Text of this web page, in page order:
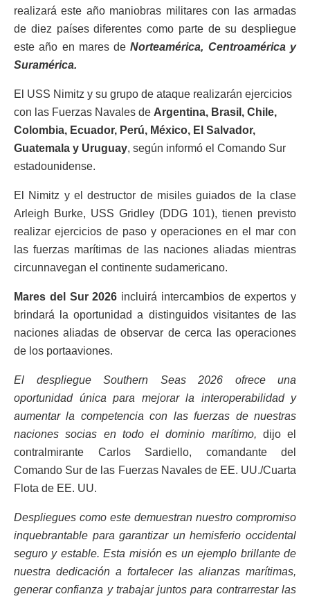
realizará este año maniobras militares con las armadas
de diez países diferentes como parte de su despliegue
este año en mares deNorteamérica, Centroamérica y
Suramérica.
El USS Nimitz y su grupo de ataque realizarán ejercicios
con las Fuerzas Navales de Argentina, Brasil, Chile,
Colombia, Ecuador, Perú, México, El Salvador,
Guatemala y Uruguay, según informó el Comando Sur
estadounidense.
El Nimitz y el destructor de misiles guiados de la clase
Arleigh Burke, USS Gridley (DDG 101), tienen previsto
realizar ejercicios de paso y operaciones en el mar con
las fuerzas marítimas de las naciones aliadas mientras
circunnavegan el continente sudamericano.
Mares del Sur 2026 incluirá intercambios de expertos y
brindará la oportunidad a distinguidos visitantes de las
naciones aliadas de observar de cerca las operaciones
de los portaaviones.
El despliegue Southern Seas 2026 ofrece una
oportunidad única para mejorar la interoperabilidad y
aumentar la competencia con las fuerzas de nuestras
naciones socias en todo el dominio marítimo, dijo el
contralmirante Carlos Sardiello, comandante del
Comando Sur de las Fuerzas Navales de EE. UU./Cuarta
Flota de EE. UU.
Despliegues como este demuestran nuestro compromiso
inquebrantable para garantizar un hemisferio occidental
seguro y estable. Esta misión es un ejemplo brillante de
nuestra dedicación a fortalecer las alianzas marítimas,
generar confianza y trabajar juntos para contrarrestar las